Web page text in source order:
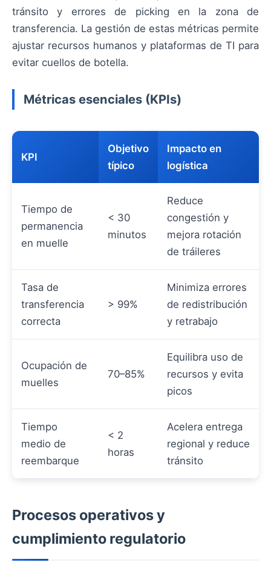
tránsito y errores de picking en la zona de
transferencia. La gestión de estas métricas permite
ajustar recursos humanos y plataformas de TI para
evitar cuellos de botella.
Métricas esenciales (KPIs)
KPI
Objetivo
típico
Impacto en
logística
Tiempo de
permanencia
en muelle
< 30
minutos
Reduce
congestión y
mejora rotación
de tráileres
Tasa de
transferencia
correcta
> 99%
Minimiza errores
de redistribución
y retrabajo
Ocupación de
muelles
70–85%
Equilibra uso de
recursos y evita
picos
Tiempo
medio de
reembarque
< 2
horas
Acelera entrega
regional y reduce
tránsito
Procesos operativos y
cumplimiento regulatorio